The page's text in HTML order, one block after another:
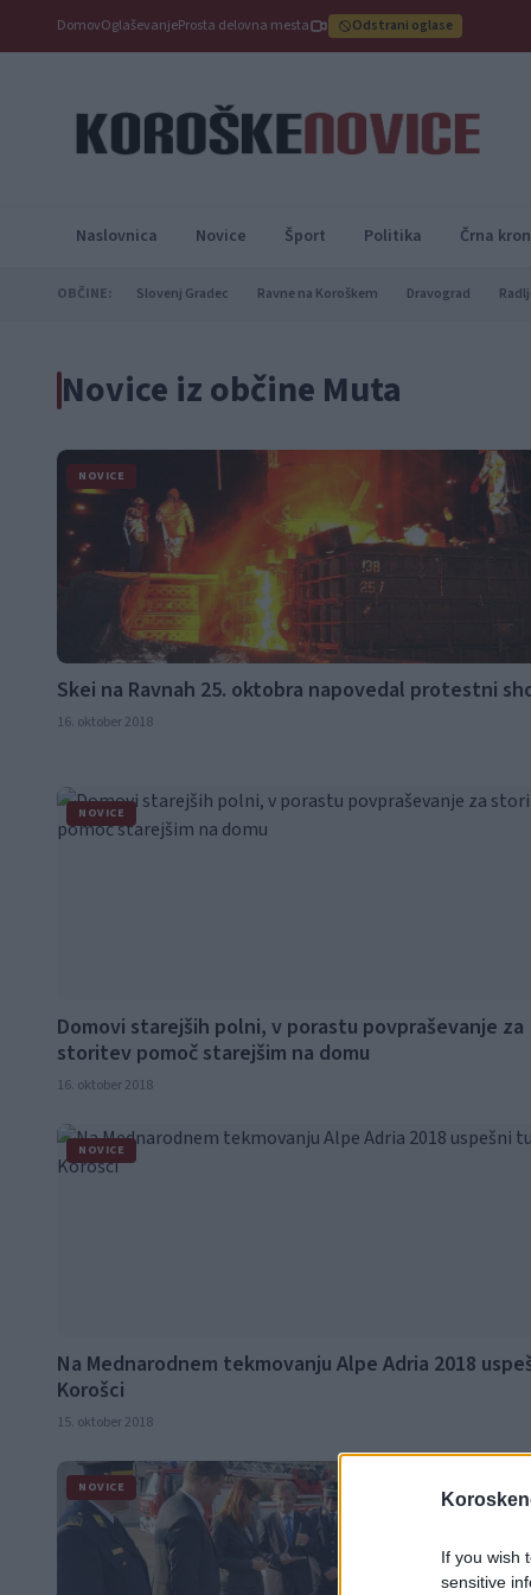
If you wish
sensitive
DomovOglaševanjeProsta delovna mesta Odstrani oglase
Naslovnica Novice Šport Politika Črna
OBČINE: Slovenj Gradec Ravne na Koroškem Dravograd
Novice iz občine Muta
NOVICE
Skei na Ravnah 25. oktobra napovedal protestni
16. oktober 2018
NOVICE
Domovi starejših polni, v porastu povpraševanje za
storitev pomoč starejšim na domu
16. oktober 2018
NOVICE
Na Mednarodnem tekmovanju Alpe Adria 2018
Korošci
15. oktober 2018
NOVICE